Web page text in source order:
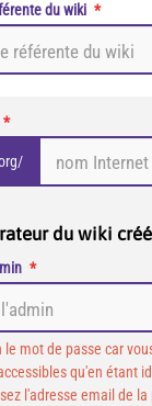
du wiki
du wiki créé
le mot de passe car
qu'en étant
l'adresse email de